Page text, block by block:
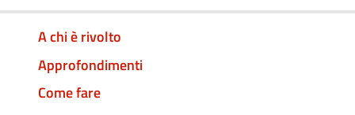
A chi è rivolto
Approfondimenti
Come fare